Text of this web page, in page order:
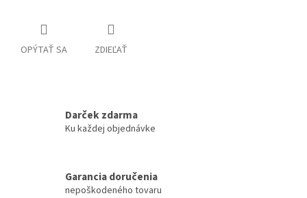
OPÝTAŤ SA ZDIEĽAŤ
Darček zdarma
Ku každej objednávke
Garancia doručenia
nepoškodeného tovaru